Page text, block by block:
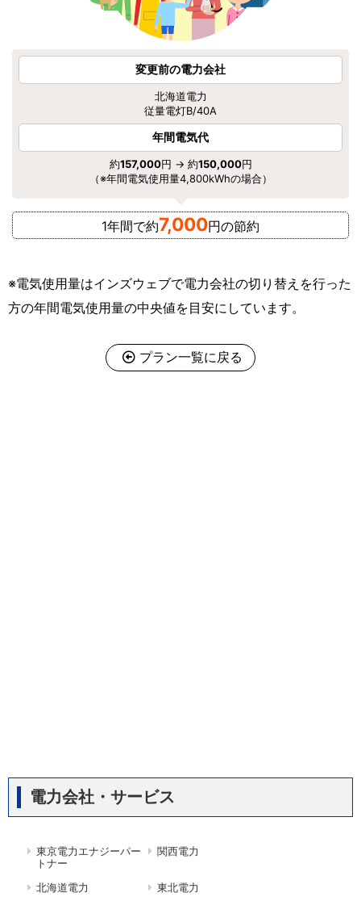
変更前の電力会社
北海道電力
従量電灯B/40A
年間電気代
約157,000円 → 約150,000円
（※年間電気使用量4,800kWhの場合）
1年間で約7,000円の節約
※電気使用量はインズウェブで電力会社の切り替えを行った
方の年間電気使用量の中央値を目安にしています。
プラン一覧に戻る
電力会社・サービス
東京電力エナジーパー
トナー
関西電力
北海道電力 東北電力